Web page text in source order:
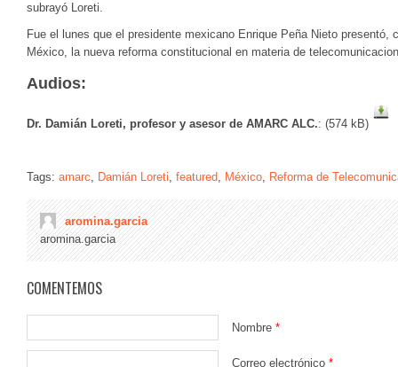
subrayó Loreti.
Fue el lunes que el presidente mexicano Enrique Peña Nieto presentó,
México, la nueva reforma constitucional en materia de
Audios:
Dr. Damián Loreti, profesor y asesor de AMARC ALC.: (574 kB)
Tags: amarc, Damián Loreti, featured, México, Reforma de
aromina.garcia
aromina.garcia
COMENTEMOS
Nombre *
Correo electrónico *